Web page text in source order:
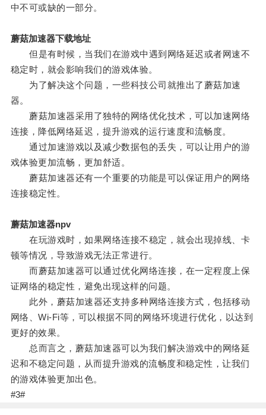
中不可或缺的一部分。
蘑菇加速器下载地址
但是有时候，当我们在游戏中遇到网络延迟或者网速不
稳定时，就会影响我们的游戏体验。
为了解决这个问题，一些科技公司就推出了蘑菇加速
器。
蘑菇加速器采用了独特的网络优化技术，可以加速网络
连接，降低网络延迟，提升游戏的运行速度和流畅度。
通过加速游戏以及减少数据包的丢失，可以让用户的游
戏体验更加流畅，更加舒适。
蘑菇加速器还有一个重要的功能是可以保证用户的网络
连接稳定性。
蘑菇加速器npv
在玩游戏时，如果网络连接不稳定，就会出现掉线、卡
顿等情况，导致游戏无法正常进行。
而蘑菇加速器可以通过优化网络连接，在一定程度上保
证网络的稳定性，避免出现这样的问题。
此外，蘑菇加速器还支持多种网络连接方式，包括移动
网络、Wi-Fi等，可以根据不同的网络环境进行优化，以达到
更好的效果。
总而言之，蘑菇加速器可以为我们解决游戏中的网络延
迟和不稳定问题，从而提升游戏的流畅度和稳定性，让我们
的游戏体验更加出色。
#3#